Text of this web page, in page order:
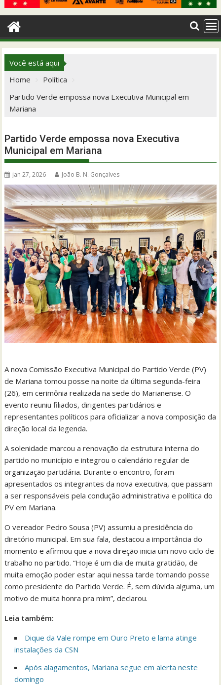
Você está aqui
Home
Política
Partido Verde empossa nova Executiva Municipal em
Mariana
Partido Verde empossa nova Executiva
Municipal em Mariana
jan 27, 2026 João B. N. Gonçalves
A nova Comissão Executiva Municipal do Partido Verde (PV)
de Mariana tomou posse na noite da última segunda-feira
(26), em cerimônia realizada na sede do Marianense. O
evento reuniu filiados, dirigentes partidários e
representantes políticos para oficializar a nova composição da
direção local da legenda.
A solenidade marcou a renovação da estrutura interna do
partido no município e integrou o calendário regular de
organização partidária. Durante o encontro, foram
apresentados os integrantes da nova executiva, que passam
a ser responsáveis pela condução administrativa e política do
PV em Mariana.
O vereador Pedro Sousa (PV) assumiu a presidência do
diretório municipal. Em sua fala, destacou a importância do
momento e afirmou que a nova direção inicia um novo ciclo de
trabalho no partido. “Hoje é um dia de muita gratidão, de
muita emoção poder estar aqui nessa tarde tomando posse
como presidente do Partido Verde. É, sem dúvida alguma, um
motivo de muita honra pra mim”, declarou.
Leia também:
Dique da Vale rompe em Ouro Preto e lama atinge
instalações da CSN
Após alagamentos, Mariana segue em alerta neste
domingo